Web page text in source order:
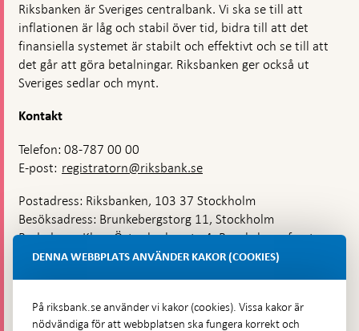
Riksbanken är Sveriges centralbank. Vi ska se till att
inflationen är låg och stabil över tid, bidra till att det
finansiella systemet är stabilt och effektivt och se till att
det går att göra betalningar. Riksbanken ger också ut
Sveriges sedlar och mynt.
Kontakt
Telefon: 08-787 00 00
E-post: registratorn@riksbank.se
Postadress: Riksbanken, 103 37 Stockholm
Besöksadress: Brunkebergstorg 11, Stockholm
Budadress: Klara Östra kyrkogata 4, Brunkebergsfaret,
Lastplats 6
DENNA WEBBPLATS ANVÄNDER KAKOR (COOKIES)
På riksbank.se använder vi kakor (cookies). Vissa kakor är
nödvändiga för att webbplatsen ska fungera korrekt och